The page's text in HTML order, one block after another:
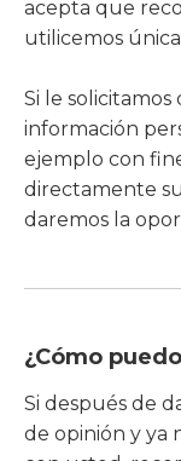
acepta que
utilicemos
Si le
información
ejemplo con
directamente
daremos la
¿Cómo
Si después de
de opinión y ya